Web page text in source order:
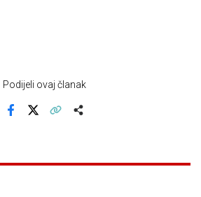
Podijeli ovaj članak